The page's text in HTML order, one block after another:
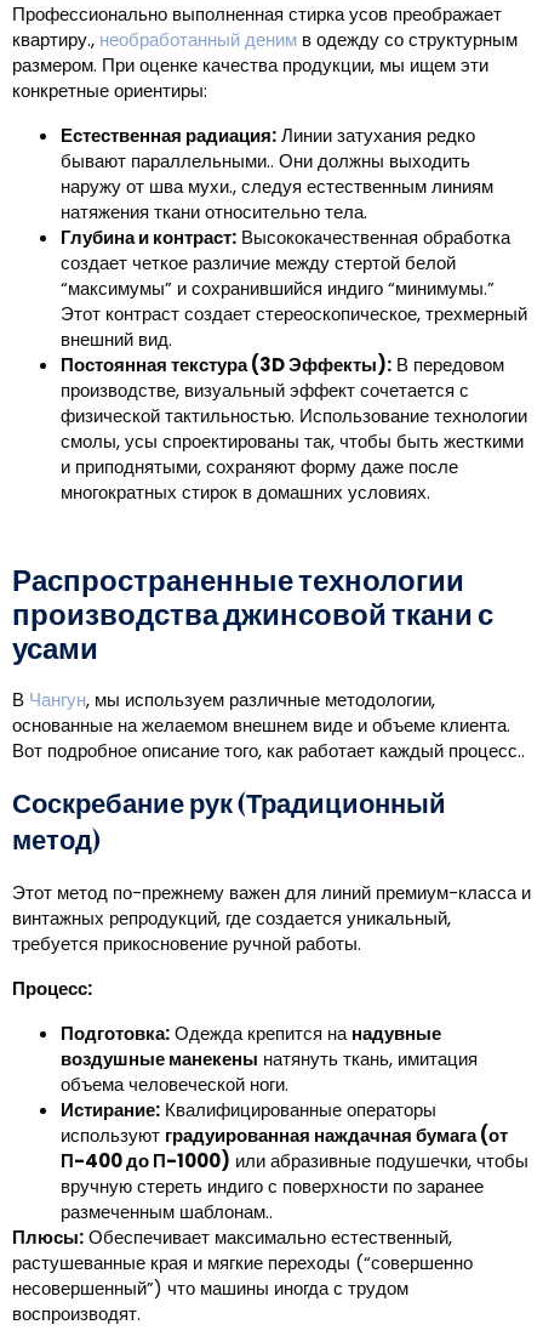
Профессионально выполненная стирка усов преображает
квартиру., необработанный деним в одежду со структурным
размером. При оценке качества продукции, мы ищем эти
конкретные ориентиры:
Естественная радиация:Линии затухания редко
бывают параллельными.. Они должны выходить
наружу от шва мухи., следуя естественным линиям
натяжения ткани относительно тела.
Глубина и контраст: Высококачественная обработка
создает четкое различие между стертой белой
“максимумы” и сохранившийся индиго “минимумы.”
Этот контраст создает стереоскопическое, трехмерный
внешний вид.
Постоянная текстура (3D Эффекты): В передовом
производстве, визуальный эффект сочетается с
физической тактильностью. Использование технологии
смолы, усы спроектированы так, чтобы быть жесткими
и приподнятыми, сохраняют форму даже после
многократных стирок в домашних условиях.
Распространенные технологии
производства джинсовой ткани с
усами
В Чангун, мы используем различные методологии,
основанные на желаемом внешнем виде и объеме клиента.
Вот подробное описание того, как работает каждый процесс..
Соскребание рук (Традиционный
метод)
Этот метод по-прежнему важен для линий премиум-класса и
винтажных репродукций, где создается уникальный,
требуется прикосновение ручной работы.
Процесс:
Подготовка:Одежда крепится нанадувные
воздушные манекены натянуть ткань, имитация
объема человеческой ноги.
Истирание: Квалифицированные операторы
используют градуированная наждачная бумага (от
П-400 до П-1000) или абразивные подушечки, чтобы
вручную стереть индиго с поверхности по заранее
размеченным шаблонам..
Плюсы:Обеспечивает максимально естественный,
растушеванные края и мягкие переходы (“совершенно
несовершенный”) что машины иногда с трудом
воспроизводят.